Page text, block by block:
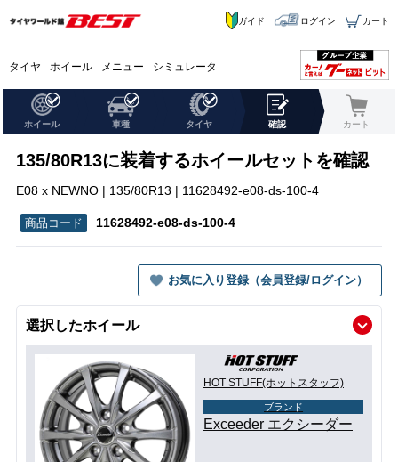
タイヤ ホイール メニュー シミュレータ
ガイド ログイン カート
ホイール 車種 タイヤ 確認 カート
135/80R13に装着するホイールセットを確認
E08 x NEWNO | 135/80R13 | 11628492-e08-ds-100-4
11628492-e08-ds-100-4
お気に入り登録（会員登録/ログイン）
選択したホイール
HOT STUFF(ホットスタッフ)
ブランド
Exceeder エクシーダー